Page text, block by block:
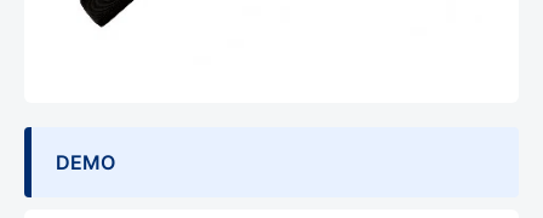
DEMO